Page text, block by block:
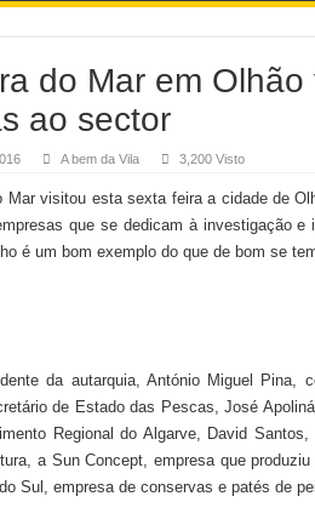
do Mar em
ao sector
A bem da Vila 3,200 Visto
Mar visitou esta sexta feira a cidade de
que se dedicam à investigação
é um bom exemplo do que de bom se
da autarquia, António Miguel
de Estado das Pescas, José
Regional do Algarve, David
a Sun Concept, empresa que
Sul, empresa de conservas e patés de